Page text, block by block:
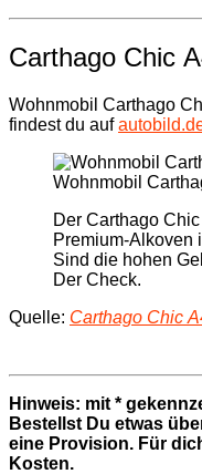
Carthago Chic
Wohnmobil Carthago
findest du auf
Wohnmobil
Der Carthago
Premium-Alkoven
Sind die hohen
Der Check.
Quelle: Carthago Chic
Hinweis: mit *
Bestellst Du etwas
eine Provision. Für
Kosten.